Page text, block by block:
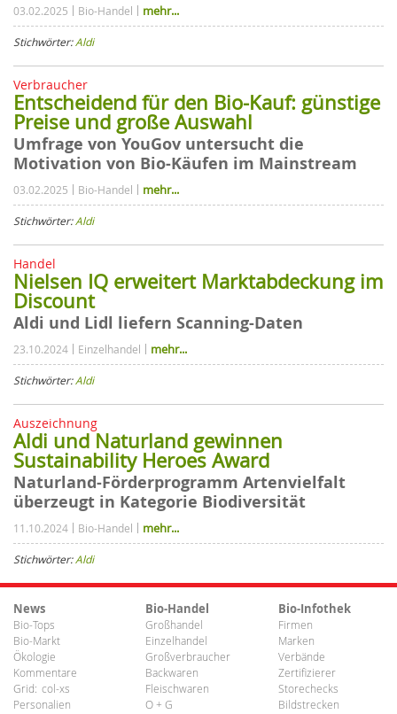
03.02.2025 Bio-Handel mehr...
Stichwörter:Aldi
Verbraucher
Entscheidend für den Bio-Kauf: günstige
Preise und große Auswahl
Umfrage von YouGov untersucht die
Motivation von Bio-Käufen im Mainstream
03.02.2025 Bio-Handel mehr...
Stichwörter:Aldi
Handel
Nielsen IQ erweitert Marktabdeckung im
Discount
Aldi und Lidl liefern Scanning-Daten
23.10.2024 Einzelhandel mehr...
Stichwörter:Aldi
Auszeichnung
Aldi und Naturland gewinnen
Sustainability Heroes Award
Naturland-Förderprogramm Artenvielfalt
überzeugt in Kategorie Biodiversität
11.10.2024 Bio-Handel mehr...
Stichwörter:Aldi
News
Bio-Tops
Bio-Markt
Ökologie
Kommentare
Grid: col-xs
Personalien
Bio-Handel
Großhandel
Einzelhandel
Großverbraucher
Backwaren
Fleischwaren
O + G
Bio-Infothek
Firmen
Marken
Verbände
Zertifizierer
Storechecks
Bildstrecken